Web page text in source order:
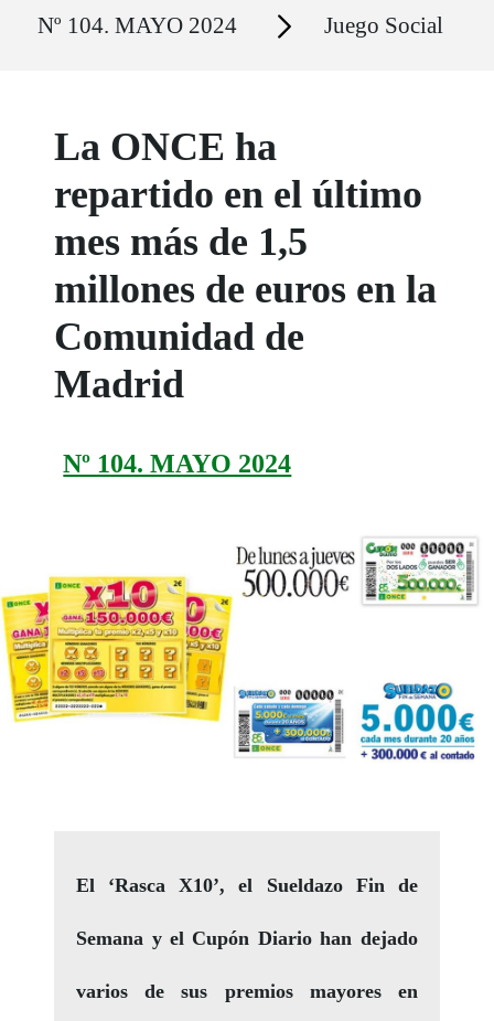
Nº 104. MAYO 2024 Secciones Juego Social
La ONCE ha
repartido en el último
mes más de 1,5
millones de euros en la
Comunidad de
Madrid
Nº 104. MAYO 2024
El ‘Rasca X10’, el Sueldazo Fin de
Semana y el Cupón Diario han dejado
varios de sus premios mayores en